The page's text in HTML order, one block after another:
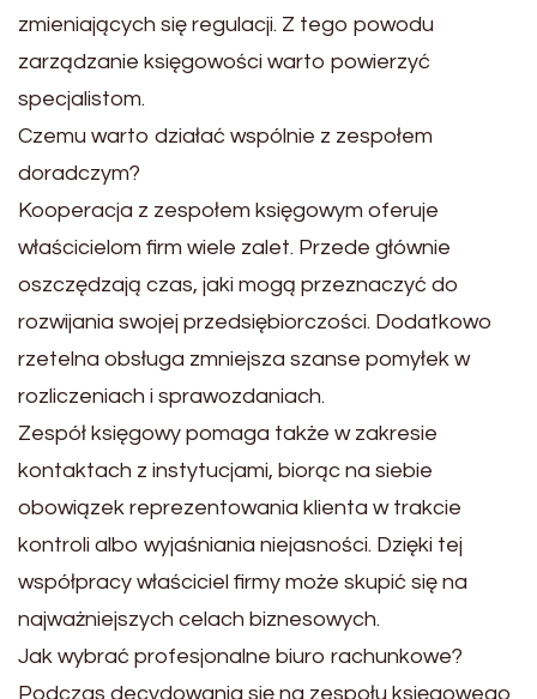
zmieniających się regulacji. Z tego powodu
zarządzanie księgowości warto powierzyć
specjalistom.
Czemu warto działać wspólnie z zespołem
doradczym?
Kooperacja z zespołem księgowym oferuje
właścicielom firm wiele zalet. Przede głównie
oszczędzają czas, jaki mogą przeznaczyć do
rozwijania swojej przedsiębiorczości. Dodatkowo
rzetelna obsługa zmniejsza szanse pomyłek w
rozliczeniach i sprawozdaniach.
Zespół księgowy pomaga także w zakresie
kontaktach z instytucjami, biorąc na siebie
obowiązek reprezentowania klienta w trakcie
kontroli albo wyjaśniania niejasności. Dzięki tej
współpracy właściciel firmy może skupić się na
najważniejszych celach biznesowych.
Jak wybrać profesjonalne biuro rachunkowe?
Podczas decydowania się na zespołu księgowego